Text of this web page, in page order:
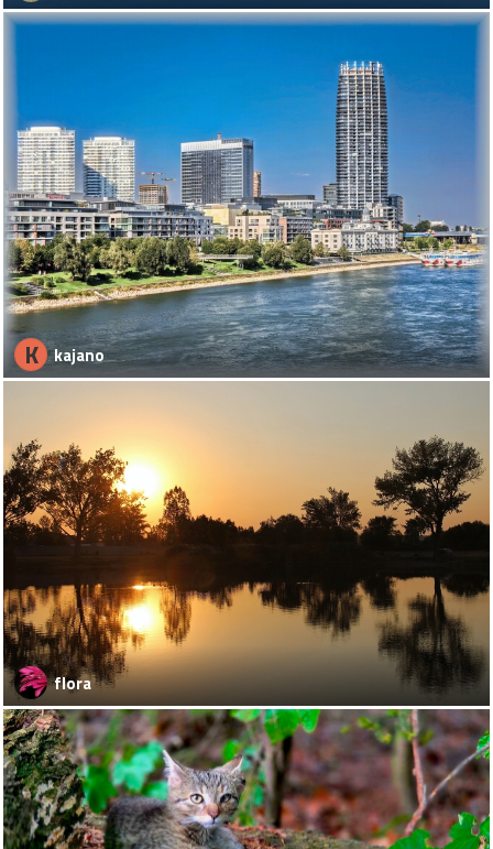
K kajano
flora